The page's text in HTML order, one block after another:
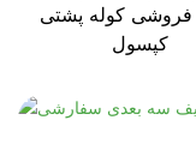
فروشی کوله پشتی
کپسول